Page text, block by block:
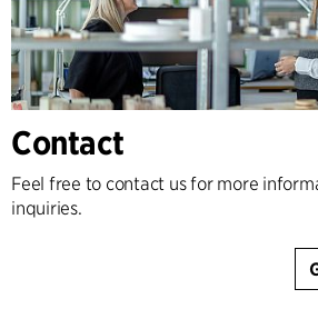
Contact
Feel free to contact us for more
inquiries.